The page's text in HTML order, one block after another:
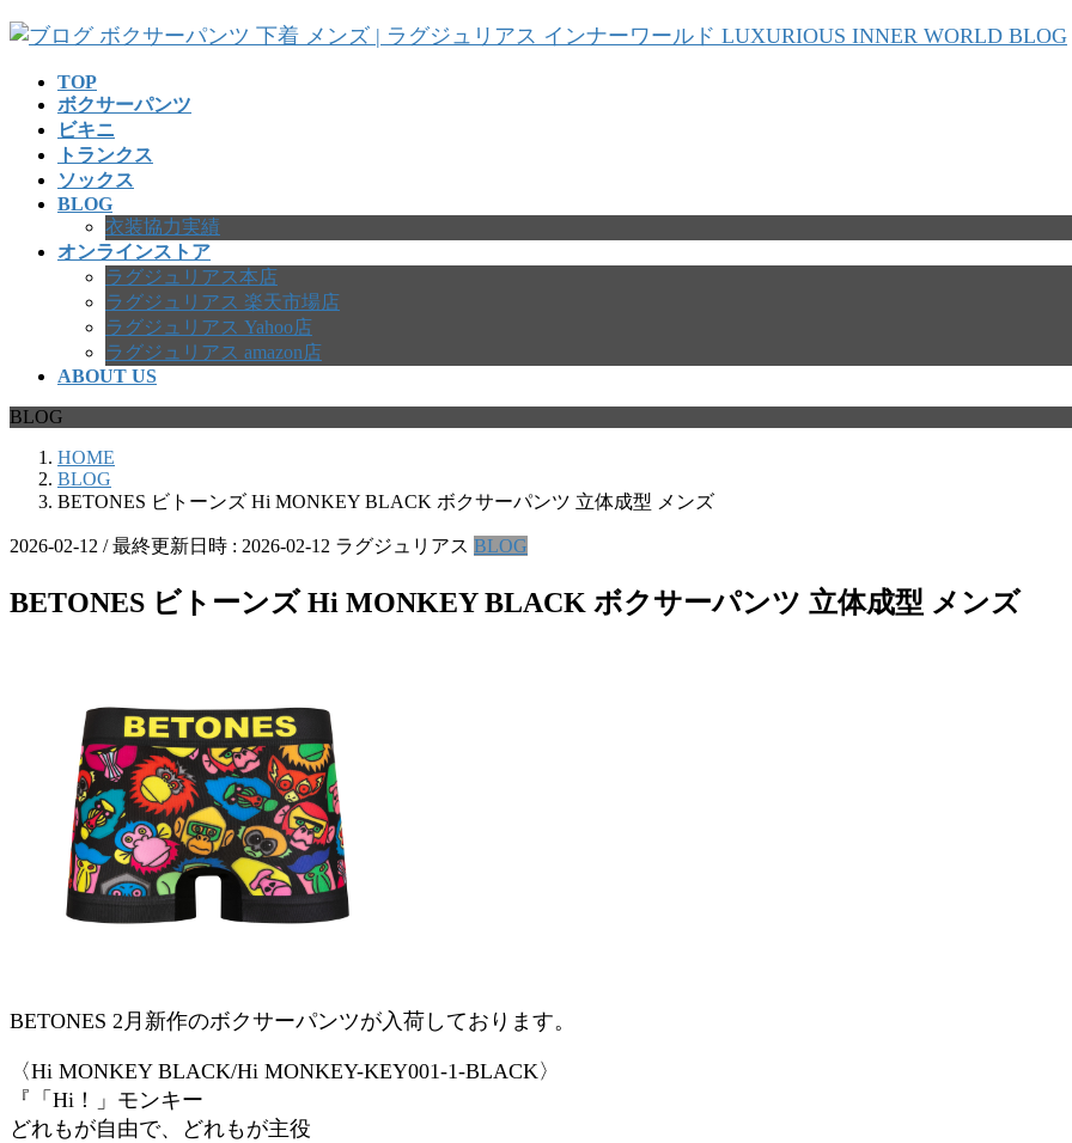
コ
ナ
TOP
ボクサーパンツ
ビキニ
トランクス
ソックス
BLOG
衣装協力実績
オンラインストア
ラグジュリアス本店
ラグジュリアス 楽天市場店
ラグジュリアス Yahoo店
ラグジュリアス amazon店
ABOUT US
BLOG
HOME
BLOG
BETONES ビトーンズ Hi MONKEY BLACK ボクサーパンツ 立体成型 メンズ
2026-02-12 / 最終更新日時 : 2026-02-12 ラグジュリアス BLOG
BETONES ビトーンズ Hi MONKEY BLACK ボクサーパンツ 立体成型 メンズ
BETONES 2月新作のボクサーパンツが入荷しております。
〈Hi MONKEY BLACK/Hi MONKEY-KEY001-1-BLACK〉
『「Hi！」モンキー
どれもが自由で、どれもが主役